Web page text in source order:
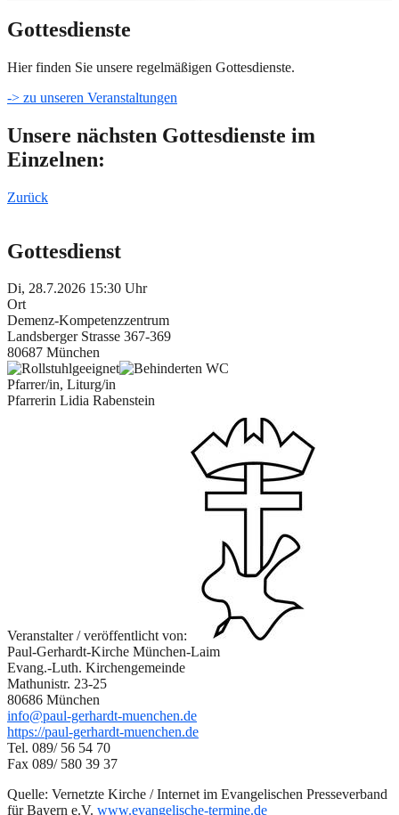
Gottesdienste
Hier finden Sie unsere regelmäßigen Gottesdienste.
-> zu unseren Veranstaltungen
Unsere nächsten Gottesdienste im
Einzelnen:
Zurück
Gottesdienst
Di, 28.7.2026 15:30 Uhr
Ort
Demenz-Kompetenzzentrum
Landsberger Strasse 367-369
80687 München
Pfarrer/in, Liturg/in
Pfarrerin Lidia Rabenstein
Veranstalter / veröffentlicht von:
Paul-Gerhardt-Kirche München-Laim
Evang.-Luth. Kirchengemeinde
Mathunistr. 23-25
80686 München
info@paul-gerhardt-muenchen.de
https://paul-gerhardt-muenchen.de
Tel. 089/ 56 54 70
Fax 089/ 580 39 37
Quelle: Vernetzte Kirche / Internet im Evangelischen Presseverband
für Bayern e.V. www.evangelische-termine.de